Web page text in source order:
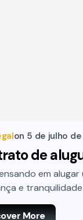
on 5 de julho
de
em
e
More